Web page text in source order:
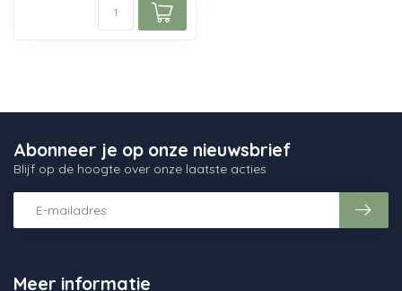
Meer informatie
Abonneer je op onze nieuwsbrief
Blijf op de hoogte over onze laatste acties